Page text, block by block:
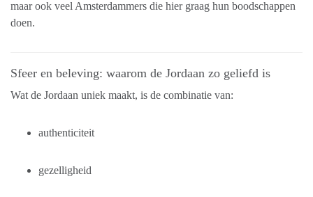
maar ook veel Amsterdammers die hier graag hun boodschappen
doen.
Sfeer en beleving: waarom de Jordaan zo geliefd is
Wat de Jordaan uniek maakt, is de combinatie van:
authenticiteit
gezelligheid